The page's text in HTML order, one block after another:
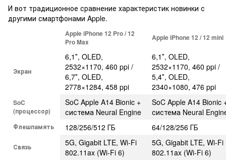
И вот традиционное сравнение характеристик новинки с
другими смартфонами Apple.
Apple iPhone 12 Pro / 12
Pro Max
Apple iPhone 12 / 12 mini
Экран
6,1″, OLED,
2532×1170, 460 ppi /
6,7″, OLED,
2778×1284, 458 ppi
6,1″, OLED,
2532×1170, 460 ppi /
5,4″, OLED,
2340×1080, 476 ppi
SoC
(процессор)
SoC Apple A14 Bionic +
система Neural Engine
SoC Apple A14 Bionic
система Neural
Флешпамять 128/256/512 ГБ 64/128/256 ГБ
Связь
5G, Gigabit LTE, Wi-Fi
802.11ax (Wi-Fi 6)
5G, Gigabit LTE, Wi-Fi
802.11ax (Wi-Fi 6)